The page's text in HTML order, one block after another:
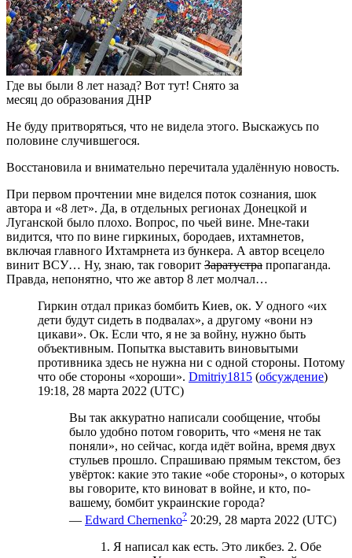
Где вы были 8 лет назад? Вот тут! Снято за
месяц до образования ДНР
Не буду притворяться, что не видела этого. Выскажусь по
половине случившегося.
Восстановила и внимательно перечитала удалённую новость.
При первом прочтении мне виделся поток сознания, шок
автора и «8 лет». Да, в отдельных регионах Донецкой и
Луганской было плохо. Вопрос, по чьей вине. Мне-таки
видится, что по вине гиркиных, бородаев, ихтамнетов,
включая главного Ихтамрнета из бункера. А автор всецело
винит ВСУ… Ну, знаю, так говорит Заратустра пропаганда.
Правда, непонятно, что же автор 8 лет молчал…
Гиркин отдал приказ бомбить Киев, ок. У одного «их
дети будут сидеть в подвалах», а другому «вони нэ
цикави». Ок. Если что, я не за войну, нужно быть
объективным. Попытка выставить виновытыми
противника здесь не нужна ни с одной стороны. Потому
что обе стороны «хороши». Dmitriy1815 (обсуждение)
19:18, 28 марта 2022 (UTC)
Вы так аккуратно написали сообщение, чтобы
было удобно потом говорить, что «меня не так
поняли», но сейчас, когда идёт война, время двух
стульев прошло. Спрашиваю прямым текстом, без
увёрток: какие это такие «обе стороны», о которых
вы говорите, кто виноват в войне, и кто, по-
вашему, бомбит украинские города?
— Edward Chernenko? 20:29, 28 марта 2022 (UTC)
1. Я написал как есть. Это ликбез. 2. Обе